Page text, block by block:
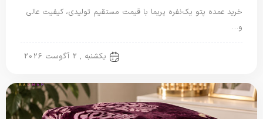
خرید عمده پتو یک‌نفره پریما با قیمت مستقیم تولیدی، کیفیت عالی
و…
یکشنبه , 2 آگوست 2026